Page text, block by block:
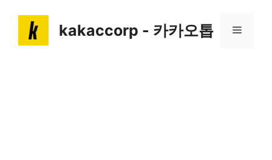
content
kakaccorp - 카카오톱 Menu